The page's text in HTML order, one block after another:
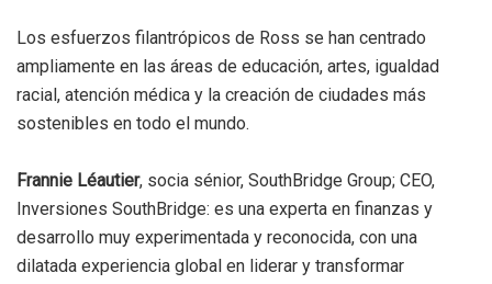
Los esfuerzos filantrópicos de Ross se han centrado
ampliamente en las áreas de educación, artes, igualdad
racial, atención médica y la creación de ciudades más
sostenibles en todo el mundo.
Frannie Léautier, socia sénior, SouthBridge Group; CEO,
Inversiones SouthBridge: es una experta en finanzas y
desarrollo muy experimentada y reconocida, con una
dilatada experiencia global en liderar y transformar